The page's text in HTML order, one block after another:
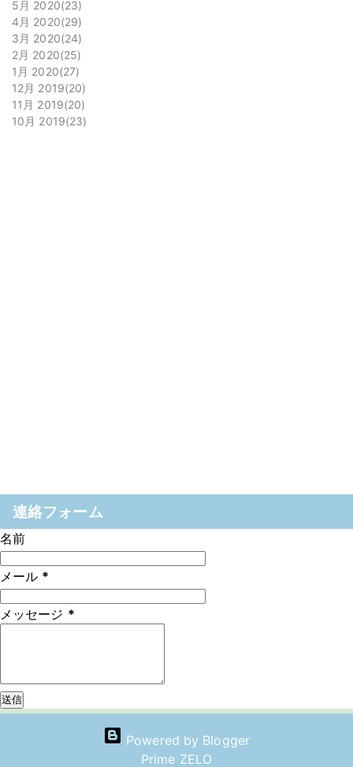
5月 2020 23
4月 2020 29
3月 2020 24
2月 2020 25
1月 2020 27
12月 2019 20
11月 2019 20
10月 2019 23
連絡フォーム
名前
メール *
メッセージ *
Powered by Blogger
Prime ZELO